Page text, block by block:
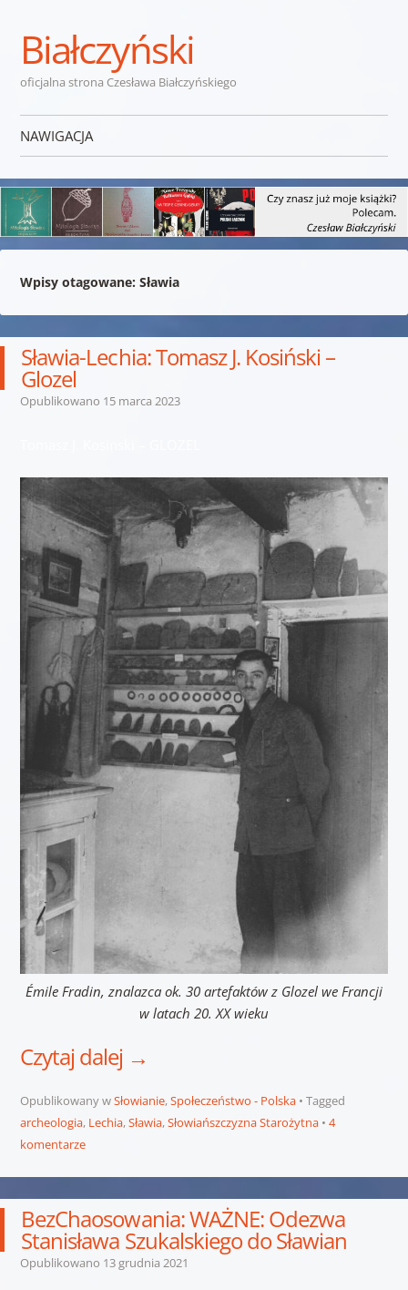
Białczyński
oficjalna strona Czesława Białczyńskiego
NAWIGACJA
Wpisy otagowane: Sławia
Sławia-Lechia: Tomasz J. Kosiński –
Glozel
Opublikowano 15 marca 2023
Émile Fradin, znalazca ok. 30 artefaktów z Glozel we Francji
w latach 20. XX wieku
Czytaj dalej →
Opublikowany wSłowianie,Społeczeństwo - Polska
Tagged
archeologia, Lechia,Sławia,Słowiańszczyzna Starożytna
4
komentarze
BezChaosowania: WAŻNE: Odezwa
Stanisława Szukalskiego do Sławian
Opublikowano 13 grudnia 2021